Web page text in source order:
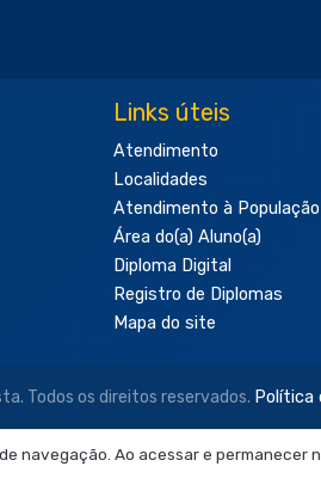
navegação. Ao acessar e permanecer
Links úteis
Atendimento
Localidades
Atendimento à População
Área do(a) Aluno(a)
Diploma Digital
Registro de Diplomas
Mapa do site
Todos os direitos reservados. Política
institucional do Sistema de
ou compartilhamento sem